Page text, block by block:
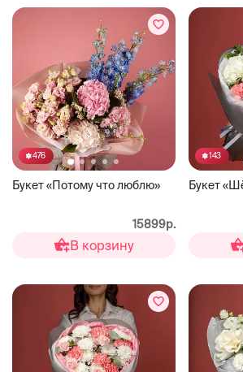
476
Букет «Потому что люблю»
15899р.
В корзину
143
Букет